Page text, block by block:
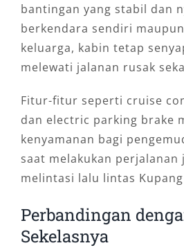
bantingan yang stabil dan
berkendara sendiri
keluarga, kabin tetap
melewati jalanan rusak
Fitur-fitur seperti cruise
dan electric parking brake
kenyamanan bagi
saat melakukan perjalanan
melintasi lalu lintas
Perbandingan
Sekelasnya